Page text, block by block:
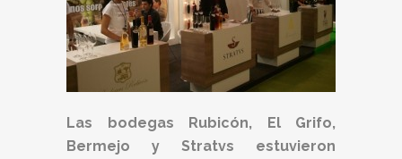
Las bodegas Rubicón, El Grifo,
Bermejo y Stratvs estuvieron